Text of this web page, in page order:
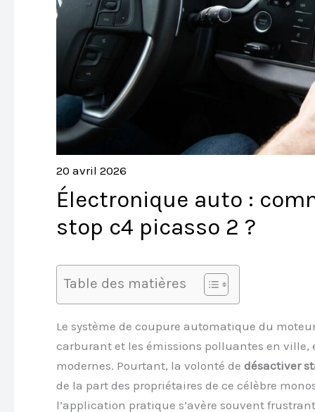
20 avril 2026
Électronique auto :
stop c4 picasso 2 ?
Table des matières
Le système de coupure automatique du
carburant et les émissions polluantes en
modernes. Pourtant, la volonté de désactiver
de la part des propriétaires de ce célèbre
l’application pratique s’avère souvent